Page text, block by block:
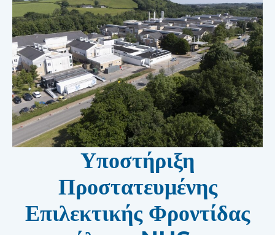
Υποστήριξη
Προστατευμένης
Επιλεκτικής Φροντίδας